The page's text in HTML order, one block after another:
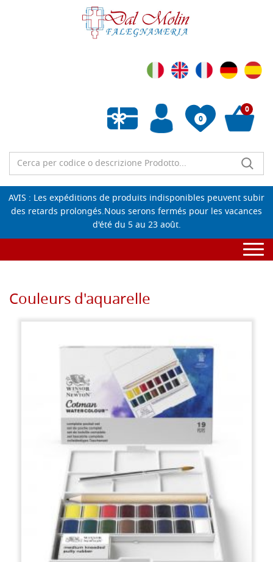
0
Liste de souhaits vide
0
AVIS : Les expéditions de produits indisponibles peuvent subir
des retards prolongés.Nous serons fermés pour les vacances
d'été du 5 au 23 août.
Couleurs d'aquarelle